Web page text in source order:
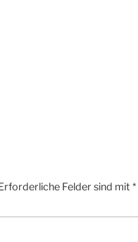
Felder sind mit*